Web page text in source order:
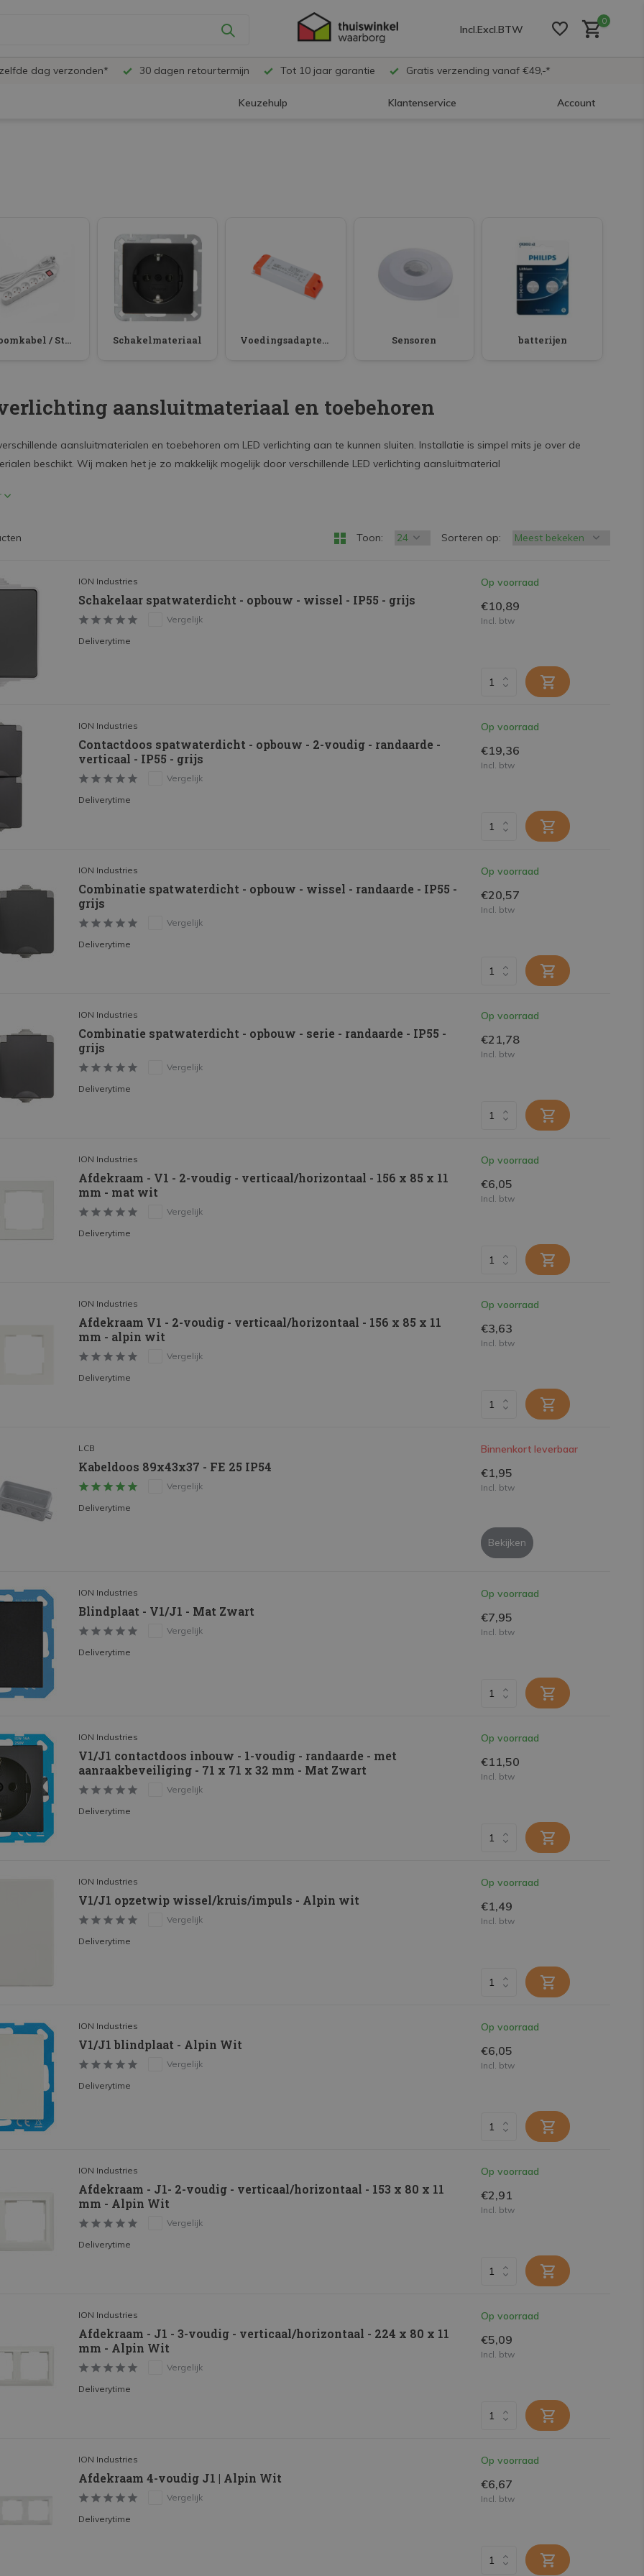
Incl.Excl.BTW
0
dag verzonden* 30 dagen retourtermijn Tot 10 jaar garantie Gratis verzending vanaf €49,-*
Keuzehulp Klantenservice Account
Stroomkabel / Stekkers Schakelmateriaal Voedingsadapters / drivers Sensoren batterijen
aansluitmateriaal en toebehoren
aansluitmaterialen en toebehoren om LED verlichting aan te kunnen sluiten. Installatie is simpel mits je over de
beschikt. Wij maken het je zo makkelijk mogelijk door verschillende LED verlichting aansluitmaterial
Toon: Sorteren op:
ION Industries
Schakelaar spatwaterdicht - opbouw - wissel - IP55 - grijs
Vergelijk
Deliverytime
Op voorraad
€10,89
Incl. btw
ION Industries
Contactdoos spatwaterdicht - opbouw - 2-voudig - randaarde -
verticaal - IP55 - grijs
Vergelijk
Deliverytime
Op voorraad
€19,36
Incl. btw
ION Industries
Combinatie spatwaterdicht - opbouw - wissel - randaarde - IP55 -
grijs
Vergelijk
Deliverytime
Op voorraad
€20,57
Incl. btw
ION Industries
Combinatie spatwaterdicht - opbouw - serie - randaarde - IP55 -
grijs
Vergelijk
Deliverytime
Op voorraad
€21,78
Incl. btw
ION Industries
Afdekraam - V1 - 2-voudig - verticaal/horizontaal - 156 x 85 x 11
mm - mat wit
Vergelijk
Deliverytime
Op voorraad
€6,05
Incl. btw
ION Industries
Afdekraam V1 - 2-voudig - verticaal/horizontaal - 156 x 85 x 11
mm - alpin wit
Vergelijk
Deliverytime
Op voorraad
€3,63
Incl. btw
LCB
Kabeldoos 89x43x37 - FE 25 IP54
Vergelijk
Deliverytime
Binnenkort leverbaar
€1,95
Incl. btw
Bekijken
ION Industries
Blindplaat - V1/J1 - Mat Zwart
Vergelijk
Deliverytime
Op voorraad
€7,95
Incl. btw
ION Industries
V1/J1 contactdoos inbouw - 1-voudig - randaarde - met
aanraakbeveiliging - 71 x 71 x 32 mm - Mat Zwart
Vergelijk
Deliverytime
Op voorraad
€11,50
Incl. btw
ION Industries
V1/J1 opzetwip wissel/kruis/impuls - Alpin wit
Vergelijk
Deliverytime
Op voorraad
€1,49
Incl. btw
ION Industries
V1/J1 blindplaat - Alpin Wit
Vergelijk
Deliverytime
Op voorraad
€6,05
Incl. btw
ION Industries
Afdekraam - J1- 2-voudig - verticaal/horizontaal - 153 x 80 x 11
mm - Alpin Wit
Vergelijk
Deliverytime
Op voorraad
€2,91
Incl. btw
ION Industries
Afdekraam - J1 - 3-voudig - verticaal/horizontaal - 224 x 80 x 11
mm - Alpin Wit
Vergelijk
Deliverytime
Op voorraad
€5,09
Incl. btw
ION Industries
Afdekraam 4-voudig J1 | Alpin Wit
Vergelijk
Deliverytime
Op voorraad
€6,67
Incl. btw